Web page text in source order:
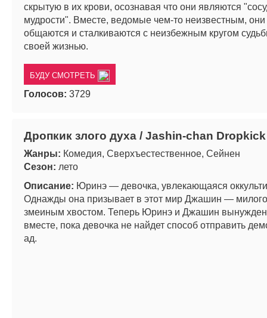
скрытую в их крови, осознавая что они являются
мудрости". Вместе, ведомые чем-то неизвестным, они
общаются и сталкиваются с неизбежным кругом
своей жизнью.
БУДУ СМОТРЕТЬ
Голосов: 3729
Дропкик злого духа / Jashin-chan Dropkick
Жанры: Комедия, Сверхъестественное, Сейнен
Сезон: лето
Описание: Юринэ — девочка, увлекающаяся
Однажды она призывает в этот мир Джашин —
змеиным хвостом. Теперь Юринэ и Джашин
вместе, пока девочка не найдет способ отправить
ад.